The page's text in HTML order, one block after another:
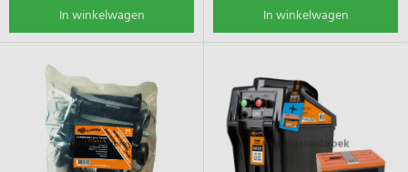
In winkelwagen In winkelwagen